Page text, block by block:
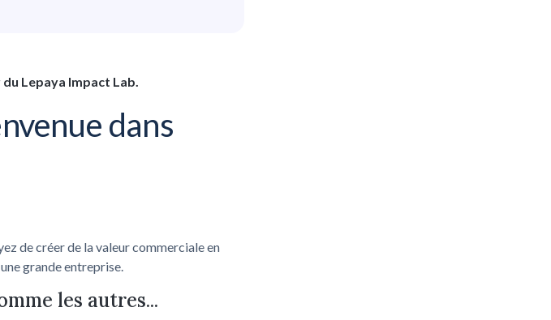
Lepaya Impact Lab.
dans
de créer de la valeur commerciale en
grande entreprise.
les autres...